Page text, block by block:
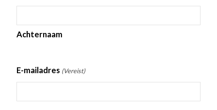
Achternaam
E-mailadres (Vereist)